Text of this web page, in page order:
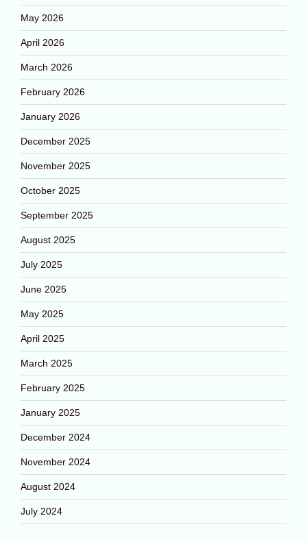
May 2026
April 2026
March 2026
February 2026
January 2026
December 2025
November 2025
October 2025
September 2025
August 2025
July 2025
June 2025
May 2025
April 2025
March 2025
February 2025
January 2025
December 2024
November 2024
August 2024
July 2024